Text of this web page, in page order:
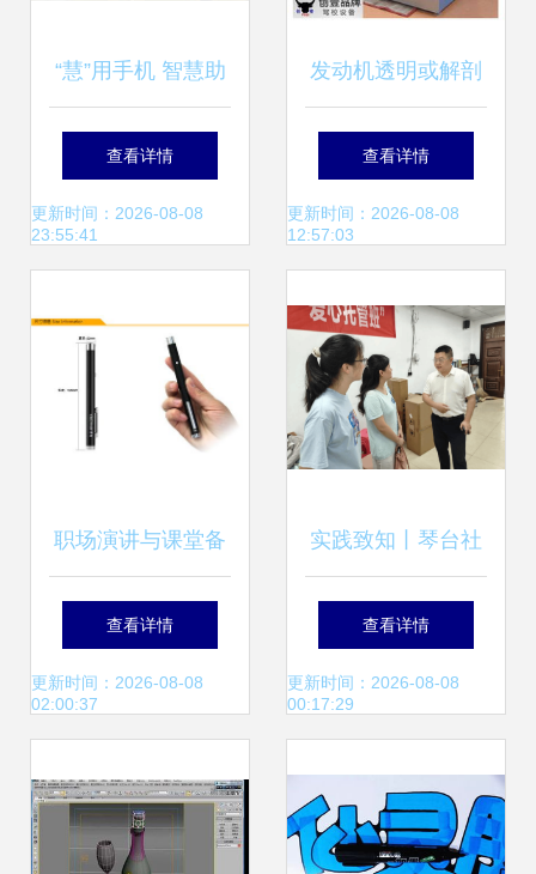
“慧”用手机 智慧助
老！新河街道震新
社区智能手机培训
查看详情
更新时间：2026-08-08
23:55:41
发动机透明或解剖
模型 教育与演示的
完美工具
查看详情
更新时间：2026-08-08
12:57:03
职场演讲与课堂备
受欢迎的利器——
诺非 R702 红光激
查看详情
更新时间：2026-08-08
02:00:37
实践致知丨琴台社
区暑期科普实践队
首日教学:让物理知
查看详情
更新时间：2026-08-08
00:17:29